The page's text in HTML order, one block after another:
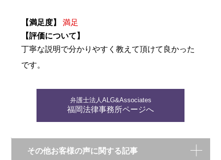
【満足度】
満足
【評価について】
丁寧な説明で分かりやすく教えて頂けて良かった
です。
弁護士法人ALG&Associates
福岡法律事務所ページへ
その他お客様の声に関する記事